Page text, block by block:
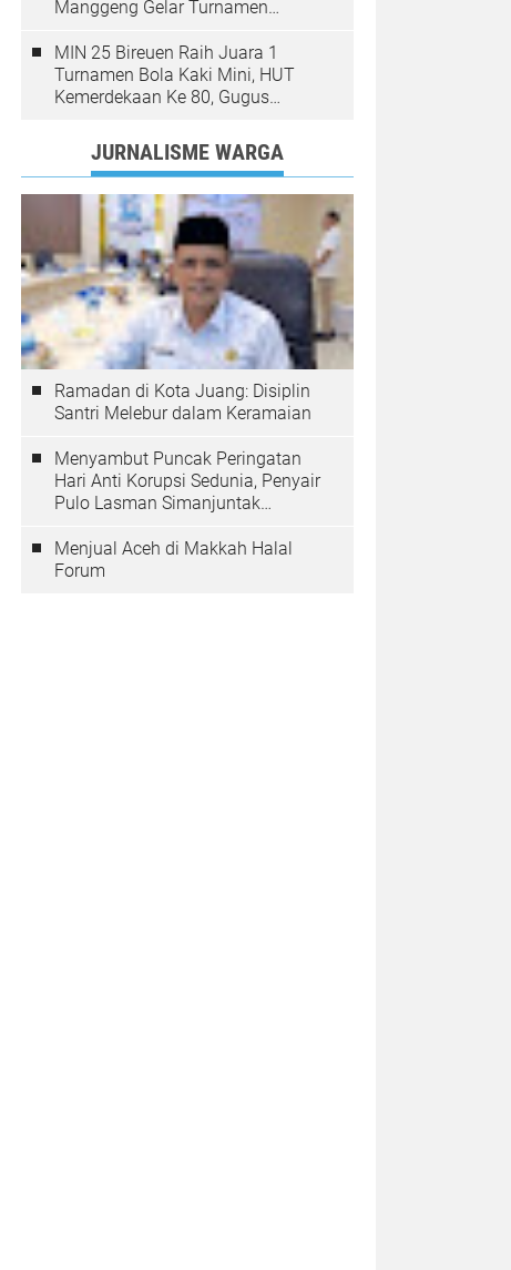
Manggeng Gelar Turnamen
MIN 25 Bireuen Raih Juara 1
Turnamen Bola Kaki Mini, HUT
Kemerdekaan Ke 80, Gugus
JURNALISME WARGA
Ramadan di Kota Juang: Disiplin
Santri Melebur dalam Keramaian
Menyambut Puncak Peringatan
Hari Anti Korupsi Sedunia, Penyair
Pulo Lasman Simanjuntak
Korupsi di Indonesia
Menjual Aceh di Makkah Halal
Forum